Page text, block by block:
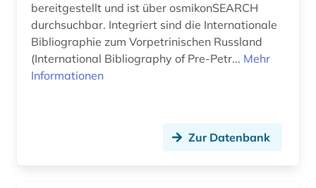
bereitgestellt und ist über osmikonSEARCH
durchsuchbar. Integriert sind die Internationale
Bibliographie zum Vorpetrinischen Russland
(International Bibliography of Pre-Petr... Mehr
Informationen
Zur Datenbank